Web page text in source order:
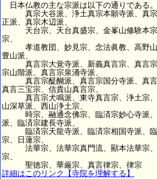
日本仏教の主な宗派は以下の通りである。
真宗大谷派、浄土真宗本願寺派、真宗
正派、真宗木辺派、
天台宗、天台真盛宗、金峯山修験本宗
宗、
孝道教団、妙見宗、念法眞教、高野山
豊山派、
真言宗大覚寺派、新義真言宗、真言宗
宗山階派、真言宗泉涌寺派、
真言宗醍醐派、真言宗国分寺派、真言
真言三宝宗、信貴山真言宗、
真言宗犬鳴派、東寺真言宗、浄土宗、
山深草派、西山浄土宗、
時宗、融通念佛宗、臨済宗妙心寺派、
派、臨済宗建長寺派、
臨済宗天龍寺派、臨済宗相国寺派、臨
宗、日蓮宗、
法華宗、法華宗真門流、顯本法華宗、
宗、
聖徳宗、華厳宗、真言律宗、律宗
詳細はこのリンク【寺院を理解する】